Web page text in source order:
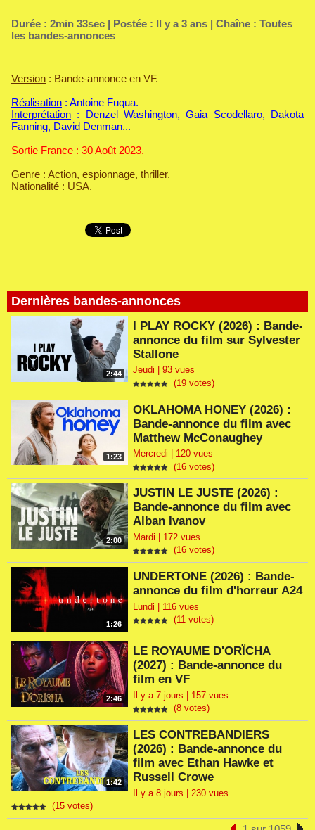
Dernières bandes-annonces
2:44
I PLAY ROCKY (2026) : Bande-
annonce du film sur Sylvester
Stallone
Jeudi | 93 vues
(19 votes)
1:23
OKLAHOMA HONEY (2026) :
Bande-annonce du film avec
Matthew McConaughey
Mercredi | 120 vues
(16 votes)
2:00
JUSTIN LE JUSTE (2026) :
Bande-annonce du film avec
Alban Ivanov
Mardi | 172 vues
(16 votes)
1:26
UNDERTONE (2026) : Bande-
annonce du film d'horreur A24
Lundi | 116 vues
(11 votes)
2:46
LE ROYAUME D'ORÏCHA
(2027) : Bande-annonce du
film en VF
Il y a 7 jours | 157 vues
(8 votes)
1:42
LES CONTREBANDIERS
(2026) : Bande-annonce du
film avec Ethan Hawke et
Russell Crowe
Il y a 8 jours | 230 vues
(15 votes)
Durée : 2min 33sec | Postée : Il y a 3 ans | Chaîne : Toutes
les bandes-annonces
Version : Bande-annonce en VF.
Réalisation : Antoine Fuqua.
Interprétation : Denzel Washington, Gaia Scodellaro, Dakota
Fanning, David Denman...
Sortie France : 30 Août 2023.
Genre : Action, espionnage, thriller.
Nationalité : USA.